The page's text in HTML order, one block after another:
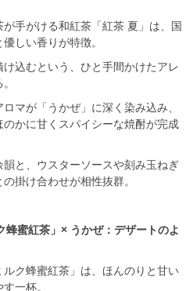
手がける和紅茶「紅茶 夏」は、国
しい香りが特徴。
込むという、ひと手間かけたアレ
マが「うかぜ」に深く染み込み、
かに甘くスパイシーな焼酎が完成
と、ウスターソースや刻み玉ねぎ
掛け合わせが相性抜群。
蜜紅茶」× うかぜ：デザートのよ
ク蜂蜜紅茶」は、ほんのりと甘い
一杯。